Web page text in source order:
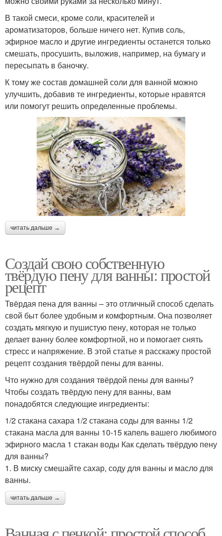
В такой смеси, кроме соли, красителей и
ароматизаторов, больше ничего нет. Купив соль,
эфирное масло и другие ингредиенты останется только
смешать, просушить, выложив, например, на бумагу и
пересыпать в баночку.
К тому же состав домашней соли для ванной можно
улучшить, добавив те ингредиенты, которые нравятся
или помогут решить определенные проблемы.
читать дальше →
Создай свою собственную
твёрдую пену для ванны: простой
рецепт
Твёрдая пена для ванны – это отличный способ сделать
свой быт более удобным и комфортным. Она позволяет
создать мягкую и пушистую пену, которая не только
делает ванну более комфортной, но и помогает снять
стресс и напряжение. В этой статье я расскажу простой
рецепт создания твёрдой пены для ванны.
Что нужно для создания твёрдой пены для ванны?
Чтобы создать твёрдую пену для ванны, вам
понадобятся следующие ингредиенты:
1/2 стакана сахара 1/2 стакана соды для ванны 1/2
стакана масла для ванны 10-15 капель вашего любимого
эфирного масла 1 стакан воды Как сделать твёрдую пену
для ванны?
1. В миску смешайте сахар, соду для ванны и масло для
ванны.
читать дальше →